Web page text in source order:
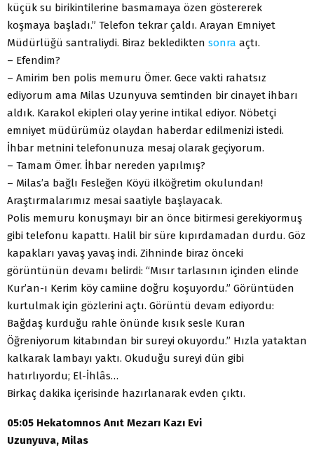
küçük su birikintilerine basmamaya özen göstererek
koşmaya başladı.” Telefon tekrar çaldı. Arayan Emniyet
Müdürlüğü santraliydi. Biraz bekledikten sonra açtı.
– Efendim?
– Amirim ben polis memuru Ömer. Gece vakti rahatsız
ediyorum ama Milas Uzunyuva semtinden bir cinayet ihbarı
aldık. Karakol ekipleri olay yerine intikal ediyor. Nöbetçi
emniyet müdürümüz olaydan haberdar edilmenizi istedi.
İhbar metnini telefonunuza mesaj olarak geçiyorum.
– Tamam Ömer. İhbar nereden yapılmış?
– Milas’a bağlı Fesleğen Köyü ilköğretim okulundan!
Araştırmalarımız mesai saatiyle başlayacak.
Polis memuru konuşmayı bir an önce bitirmesi gerekiyormuş
gibi telefonu kapattı. Halil bir süre kıpırdamadan durdu. Göz
kapakları yavaş yavaş indi. Zihninde biraz önceki
görüntünün devamı belirdi: “Mısır tarlasının içinden elinde
Kur’an-ı Kerim köy camiine doğru koşuyordu.” Görüntüden
kurtulmak için gözlerini açtı. Görüntü devam ediyordu:
Bağdaş kurduğu rahle önünde kısık sesle Kuran
Öğreniyorum kitabından bir sureyi okuyordu.” Hızla yataktan
kalkarak lambayı yaktı. Okuduğu sureyi dün gibi
hatırlıyordu; El-İhlâs…
Birkaç dakika içerisinde hazırlanarak evden çıktı.
05:05 Hekatomnos Anıt Mezarı Kazı Evi
Uzunyuva, Milas